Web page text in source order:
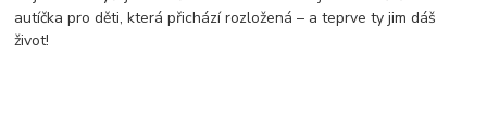
autíčka pro děti, která přichází rozložená – a teprve ty jim dáš
život!